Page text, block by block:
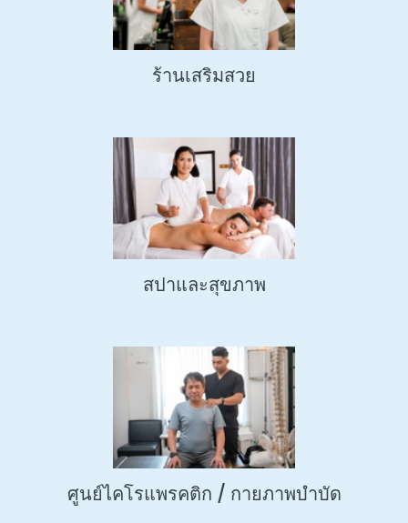
ร้านเสริมสวย
สปาและสุขภาพ
ศูนย์ไคโรแพรคติก / กายภาพบำบัด